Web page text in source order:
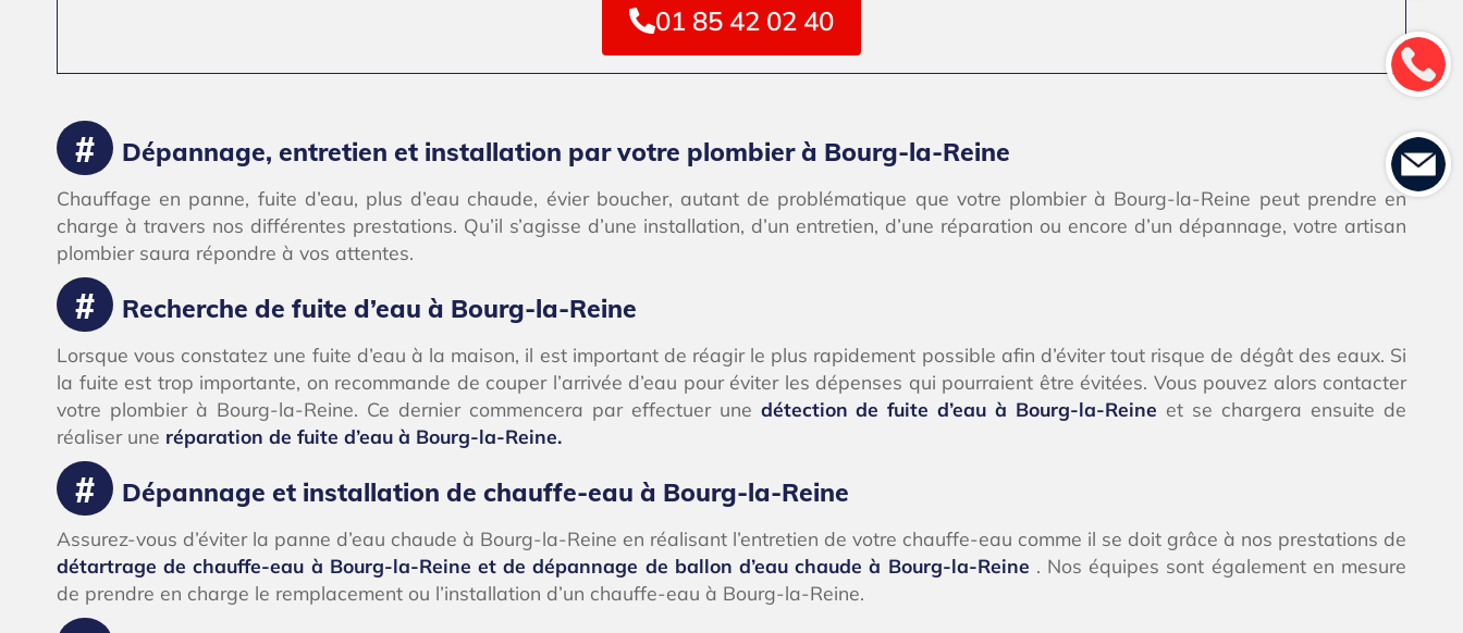
01 85 42 02 40
Dépannage, entretien et installation par votre plombier à Bourg-la-Reine
Chauffage en panne, fuite d’eau, plus d’eau chaude, évier boucher, autant de problématique que votre plombier à Bourg-la-Reine peut prendre en
charge à travers nos différentes prestations. Qu’il s’agisse d’une installation, d’un entretien, d’une réparation ou encore d’un dépannage, votre artisan
plombier saura répondre à vos attentes.
Recherche de fuite d’eau à Bourg-la-Reine
Lorsque vous constatez une fuite d’eau à la maison, il est important de réagir le plus rapidement possible afin d’éviter tout risque de dégât des eaux. Si
la fuite est trop importante, on recommande de couper l’arrivée d’eau pour éviter les dépenses qui pourraient être évitées. Vous pouvez alors contacter
votre plombier à Bourg-la-Reine. Ce dernier commencera par effectuer une détection de fuite d’eau à Bourg-la-Reine et se chargera ensuite de
réaliser une réparation de fuite d’eau à Bourg-la-Reine.
Dépannage et installation de chauffe-eau à Bourg-la-Reine
Assurez-vous d’éviter la panne d’eau chaude à Bourg-la-Reine en réalisant l’entretien de votre chauffe-eau comme il se doit grâce à nos prestations de
détartrage de chauffe-eau à Bourg-la-Reine et de dépannage de ballon d’eau chaude à Bourg-la-Reine . Nos équipes sont également en mesure
de prendre en charge le remplacement ou l’installation d’un chauffe-eau à Bourg-la-Reine.